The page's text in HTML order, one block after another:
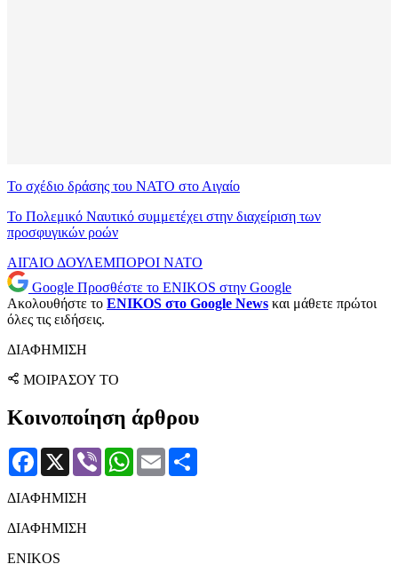
Το σχέδιο δράσης του ΝΑΤΟ στο Αιγαίο
Το Πολεμικό Ναυτικό συμμετέχει στην διαχείριση των
προσφυγικών ροών
ΑΙΓΑΙΟ ΔΟΥΛΕΜΠΟΡΟΙ ΝΑΤΟ
Google Προσθέστε το ENIKOS στην Google
Ακολουθήστε το ENIKOS στο Google News και μάθετε πρώτοι
όλες τις ειδήσεις.
ΔΙΑΦΗΜΙΣΗ
ΜΟΙΡΑΣΟΥ ΤΟ
Κοινοποίηση άρθρου
Facebook
X Viber WhatsApp
Email
ΔΙΑΦΗΜΙΣΗ
ΔΙΑΦΗΜΙΣΗ
ENIKOS